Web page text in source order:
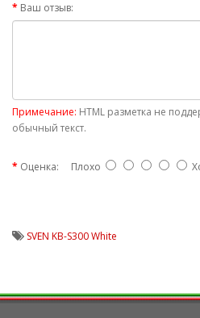
Ваш отзыв:
Примечание: HTML разметка не
обычный текст.
Оценка: Плохо
SVEN KB-S300 White